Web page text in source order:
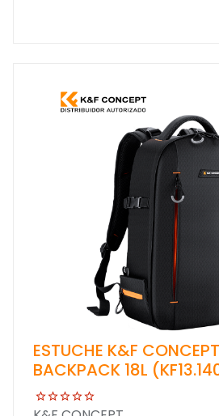
ESTUCHE K&F
BACKPACK 18L